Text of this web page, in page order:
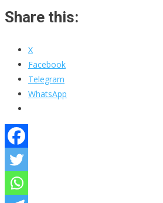
Share this:
X
Facebook
Telegram
WhatsApp